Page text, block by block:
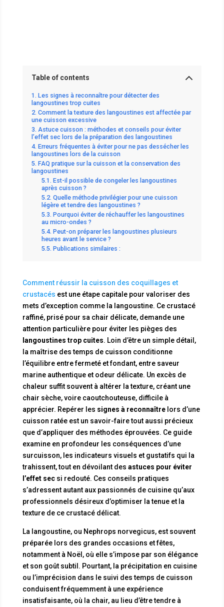
Table of contents
Les signes à reconnaître pour détecter des
langoustines trop cuites
Comment la texture des langoustines est affectée par
une cuisson excessive
Astuce cuisson : méthodes et conseils pour éviter
l’effet sec lors de la préparation des langoustines
Erreurs fréquentes à éviter pour ne pas dessécher les
langoustines lors de la cuisson
FAQ pratique sur la cuisson et la conservation des
langoustines
Est-il possible de congeler les langoustines
après cuisson ?
Quelle méthode privilégier pour une cuisson
légère et tendre des langoustines ?
Pourquoi éviter de réchauffer les langoustines
au micro-ondes ?
Peut-on préparer les langoustines plusieurs
heures avant le service ?
Publications similaires :
Comment réussir la cuisson des coquillages et
crustacés est une étape capitale pour valoriser des
mets d’exception comme la langoustine. Ce crustacé
raffiné, prisé pour sa chair délicate, demande une
attention particulière pour éviter les pièges des
langoustines trop cuites. Loin d’être un simple détail,
la maîtrise des temps de cuisson conditionne
l’équilibre entre fermeté et fondant, entre saveur
marine authentique et odeur délicate. Un excès de
chaleur suffit souvent à altérer la texture, créant une
chair sèche, voire caoutchouteuse, difficile à
apprécier. Repérer les signes à reconnaîtrelors d’une
cuisson ratée est un savoir-faire tout aussi précieux
que d’appliquer des méthodes éprouvées. Ce guide
examine en profondeur les conséquences d’une
surcuisson, les indicateurs visuels et gustatifs qui la
trahissent, tout en dévoilant des astuces pour éviter
l’effet secsi redouté. Ces conseils pratiques
s’adressent autant aux passionnés de cuisine qu’aux
professionnels désireux d’optimiser la tenue et la
texture de ce crustacé délicat.
La langoustine, ou Nephrops norvegicus, est souvent
préparée lors des grandes occasions et fêtes,
notamment à Noël, où elle s’impose par son élégance
et son goût subtil. Pourtant, la précipitation en cuisine
ou l’imprécision dans le suivi des temps de cuisson
conduisent fréquemment à une expérience
insatisfaisante, où la chair, au lieu d’être tendre à